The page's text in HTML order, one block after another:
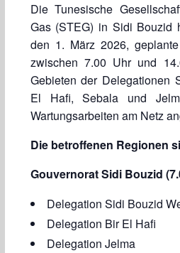
Die Tunesische
Gas (STEG) in Sidi Bouzid
den 1. März 2026,
zwischen 7.00 Uhr und
Gebieten der Delegationen
El Hafi, Sebala und
Wartungsarbeiten am Netz
Die betroffenen Regionen
Gouvernorat Sidi Bouzid
Delegation Sidi Bouzid
Delegation Bir El Hafi
Delegation Jelma